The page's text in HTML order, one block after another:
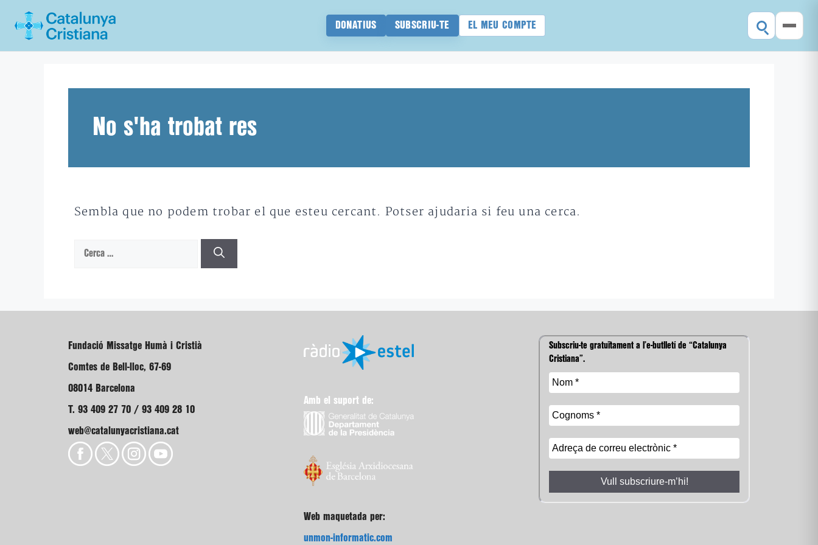
DONATIUS SUBSCRIU-TE EL MEU COMPTE
No s'ha trobat res
Sembla que no podem trobar el que esteu cercant. Potser ajudaria si feu una cerca.
Cerca:
Fundació Missatge Humà i Cristià
Comtes de Bell-lloc, 67-69
08014 Barcelona
T. 93 409 27 70 / 93 409 28 10
web@catalunyacristiana.cat
Amb el suport de:
Web maquetada per:
unmon-informatic.com
Subscriu-te gratuïtament a l’e-butlletí de “Catalunya
Cristiana”.